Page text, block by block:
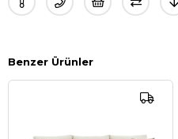
Benzer Ürünler